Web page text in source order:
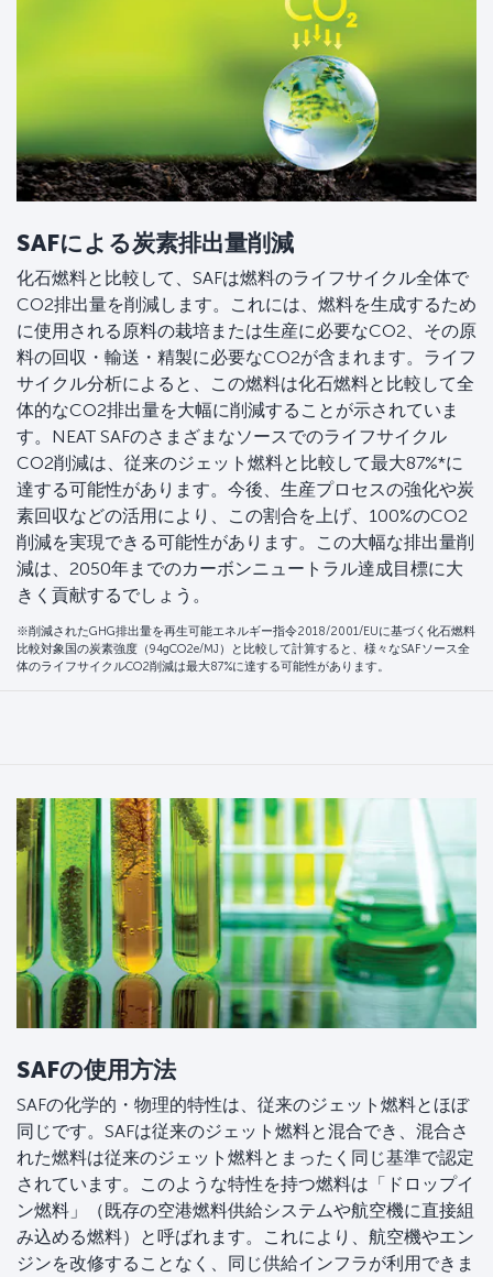
SAFによる炭素排出量削減
化石燃料と比較して、SAFは燃料のライフサイクル全体で
CO2排出量を削減します。これには、燃料を生成するため
に使用される原料の栽培または生産に必要なCO2、その原
料の回収・輸送・精製に必要なCO2が含まれます。ライフ
サイクル分析によると、この燃料は化石燃料と比較して全
体的なCO2排出量を大幅に削減することが示されていま
す。NEAT SAFのさまざまなソースでのライフサイクル
CO2削減は、従来のジェット燃料と比較して最大87%*に
達する可能性があります。今後、生産プロセスの強化や炭
素回収などの活用により、この割合を上げ、100%のCO2
削減を実現できる可能性があります。この大幅な排出量削
減は、2050年までのカーボンニュートラル達成目標に大
きく貢献するでしょう。
※削減されたGHG排出量を再生可能エネルギー指令2018/2001/EUに基づく化石燃料
比較対象国の炭素強度（94gCO2e/MJ）と比較して計算すると、様々なSAFソース全
体のライフサイクルCO2削減は最大87%に達する可能性があります。
SAFの使用方法
SAFの化学的・物理的特性は、従来のジェット燃料とほぼ
同じです。SAFは従来のジェット燃料と混合でき、混合さ
れた燃料は従来のジェット燃料とまったく同じ基準で認定
されています。このような特性を持つ燃料は「ドロップイ
ン燃料」（既存の空港燃料供給システムや航空機に直接組
み込める燃料）と呼ばれます。これにより、航空機やエン
ジンを改修することなく、同じ供給インフラが利用できま